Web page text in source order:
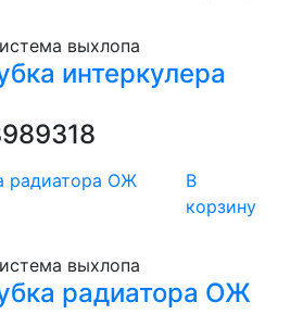
выхлопа
интеркулера
В
корзину
выхлопа
радиатора ОЖ